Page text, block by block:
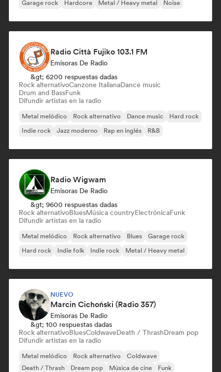
Garage rock
Hardcore Metal / Heavy metal Noise
Radio Città Fujiko 103.1 FM
Emisoras De Radio
&gt; 6200 respuestas dadas
Rock alternativoCanzone ItalianaDance music
Drum and BassFunk
Difundir artistas en la radio
Metal melódico Rock alternativo Dance music
Hard rock
Indie rock
Jazz moderno Rap en inglés R&B
Radio Wigwam
Emisoras De Radio
&gt; 9600 respuestas dadas
Rock alternativoBluesMúsica countryElectrónicaFunk
Difundir artistas en la radio
Metal melódico Rock alternativo Blues
Garage rock
Hard rock
Indie folk Indie rock Metal / Heavy metal
NUEVO
Marcin Cichoński (Radio 357)
Emisoras De Radio
&gt; 100 respuestas dadas
Rock alternativoBluesColdwaveDeath / ThrashDream pop
Difundir artistas en la radio
Metal melódico Rock alternativo
Coldwave
Death / Thrash
Dream pop Música de cine
Funk